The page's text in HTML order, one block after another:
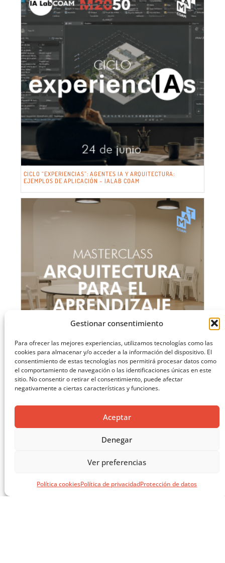
Gestionar consentimiento
Para ofrecer las mejores experiencias, utilizamos tecnologías como las
cookies para almacenar y/o acceder a la información del dispositivo. El
consentimiento de estas tecnologías nos permitirá procesar datos como
el comportamiento de navegación o las identificaciones únicas en este
sitio. No consentir o retirar el consentimiento, puede afectar
negativamente a ciertas características y funciones.
Aceptar
Denegar
Ver preferencias
Política cookiesPolítica de privacidadProtección de datos
CICLO “EXPERIENCIAS”: AGENTES IA Y ARQUITECTURA:
EJEMPLOS DE APLICACIÓN – IALAB COAM
MASTERCLASS: ARQUITECTURA PARA EL APRENDIZAJE